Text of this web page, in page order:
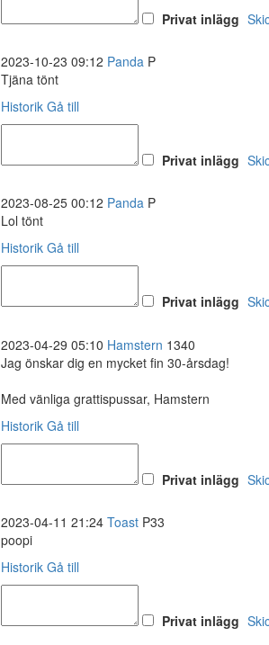
Privat inlägg
2023-10-23 09:12 Panda P
Tjäna tönt
Historik Gå till
Privat inlägg
2023-08-25 00:12 Panda P
Lol tönt
Historik Gå till
Privat inlägg
2023-04-29 05:10 Hamstern 1340
Jag önskar dig en mycket fin 30-årsdag!
Med vänliga grattispussar, Hamstern
Historik Gå till
Privat inlägg
2023-04-11 21:24 Toast P33
poopi
Historik Gå till
Privat inlägg